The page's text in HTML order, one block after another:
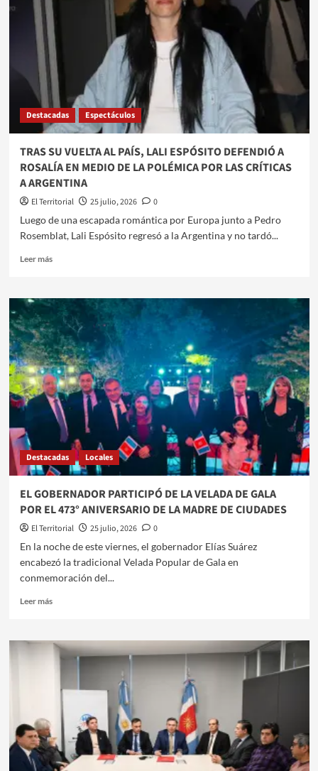
DE
LA
JOAQUI
EN
MEDIO
DE
LOS
RUMORES
DE
SEPARACIÓN
LUCK
RA
Destacadas Espectáculos
TRAS SU VUELTA AL PAÍS, LALI ESPÓSITO DEFENDIÓ A
ROSALÍA EN MEDIO DE LA POLÉMICA POR LAS CRÍTICAS
A ARGENTINA
El Territorial 25 julio, 2026
0
​Luego de una escapada romántica por Europa junto a Pedro
Rosemblat, Lali Espósito regresó a la Argentina y no tardó...
Leer másLeer
TRAS
SU
VUELTA
AL
PAÍS,
LALI
ESPÓSITO
DEFENDIÓ
A
ROSALÍA
MEDIO
DE
LA
POR
LAS
CRÍTICAS
ARGENTINA
Destacadas Locales
EL GOBERNADOR PARTICIPÓ DE LA VELADA DE GALA
POR EL 473° ANIVERSARIO DE LA MADRE DE CIUDADES
El Territorial 25 julio, 2026
0
​En la noche de este viernes, el gobernador Elías Suárez
encabezó la tradicional Velada Popular de Gala en
conmemoración del...
Leer másLeer
EL
GOBERNADOR
LA
VELADA
DE
GALA
POR
EL